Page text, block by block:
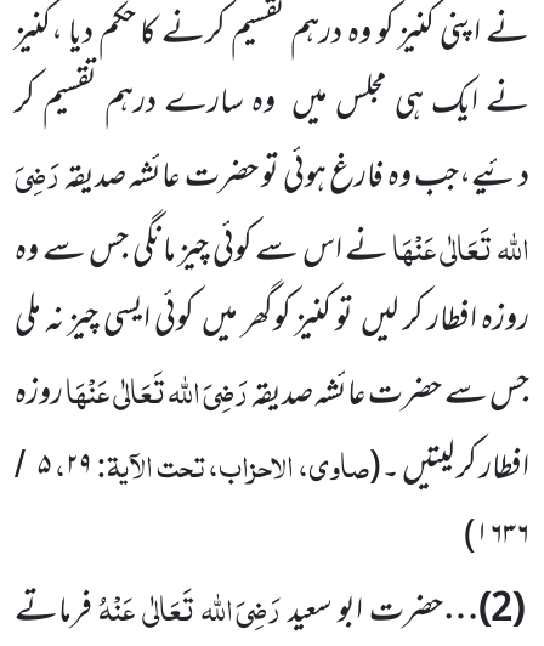
نے اپنی کنیز کو وہ درہم تقسیم کرنے کا حکم دیا ،کنیز
نے ایک ہی مجلس میں وہ سارے درہم تقسیم کر
دئیے،جب وہ فارغ ہوئی تو حضرتعائشہ صدیقہرَضِیَ
اللہ تَعَالٰی عَنْہَانے اس سے کوئی چیز مانگی جس سے وہ
روزہ افطار کر لیںتو کنیز کوگھر میںکوئی ایسی چیز نہ ملی
جس سے حضرت عائشہ صدیقہرَضِیَ اللہ تَعَالٰی عَنْہَاروزہ
افطار کر لیتیں ۔(صاوی، الاحزاب، تحت الآیۃ:۲۹،۵ /
۱۶۳۶)
(
2
)…حضرت ابو سعیدرَضِیَ اللہ تَعَالٰی عَنْہُفرماتے